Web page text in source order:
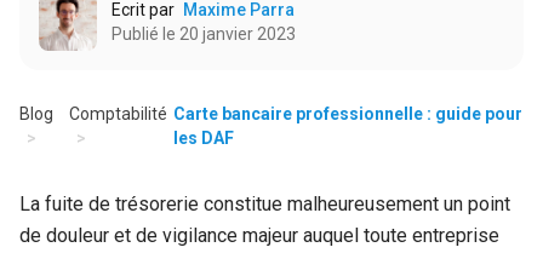
Ecrit par Maxime Parra
Publié le 20 janvier 2023
Blog Comptabilité Carte bancaire professionnelle : guide pour
les DAF
La fuite de trésorerie constitue malheureusement un point
de douleur et de vigilance majeur auquel toute entreprise